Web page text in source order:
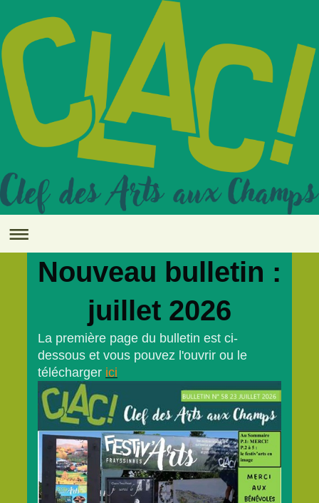
Nouveau bulletin :
juillet 2026
La première page du bulletin est ci-
dessous et vous pouvez l'ouvrir ou le
télécharger ici